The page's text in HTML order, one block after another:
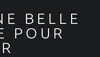
BELLE
POUR